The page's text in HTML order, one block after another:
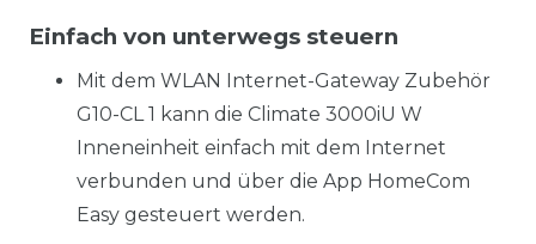
Einfach von unterwegs steuern
Mit dem WLAN Internet-Gateway Zubehör
G10-CL 1 kann die Climate 3000iU W
Inneneinheit einfach mit dem Internet
verbunden und über die App HomeCom
Easy gesteuert werden.